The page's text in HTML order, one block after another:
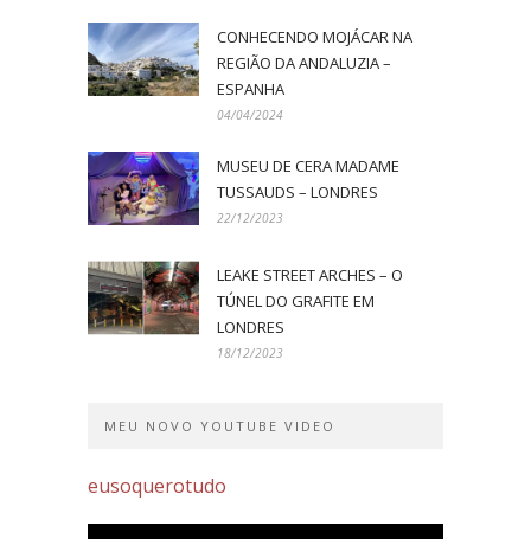
CONHECENDO MOJÁCAR NA
REGIÃO DA ANDALUZIA –
ESPANHA
04/04/2024
MUSEU DE CERA MADAME
TUSSAUDS – LONDRES
22/12/2023
LEAKE STREET ARCHES – O
TÚNEL DO GRAFITE EM
LONDRES
18/12/2023
MEU NOVO YOUTUBE VIDEO
eusoquerotudo